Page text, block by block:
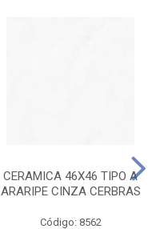
CERAMICA 46X46 TIPO A
ARARIPE CINZA CERBRAS
Código: 8562